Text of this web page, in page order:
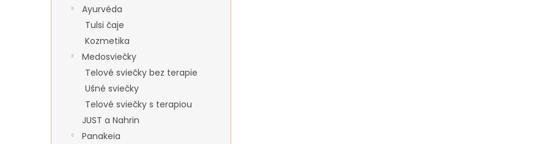
Ayurvéda
Tulsi čaje
Kozmetika
Medosviečky
Telové sviečky bez terapie
Ušné sviečky
Telové sviečky s terapiou
JUST a Nahrin
Panakeia